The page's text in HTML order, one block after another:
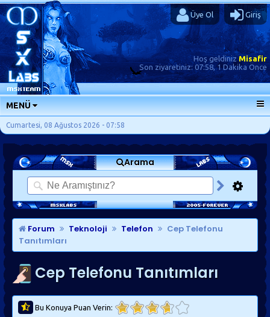
Üye Ol Giriş
Hoş geldinizMisafir
Son ziyaretiniz: 07:58, 1 Dakika Önce
MENÜ
ANA SAYFA
FORUMLAR
SORU-CEVAP
GÜNLÜKLER
SON MESAJLAR
KISAYOLLAR
Cumartesi, 08 Ağustos 2026 - 07:58
Arama
Forum Teknoloji Telefon
Cep Telefonu
Tanıtımları
Cep Telefonu Tanıtımları
Bu Konuya Puan Verin: